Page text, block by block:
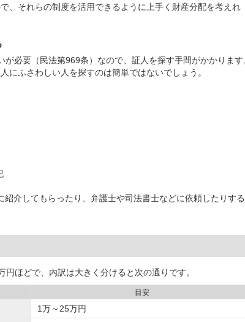
、それらの制度を活用できるように上手く財産分配を考えれ
必要（民法第969条）なので、証人を探す手間がかかります
にふさわしい人を探すのは簡単ではないでしょう。
介してもらったり、弁護士や司法書士などに依頼したりす
ほどで、内訳は大きく分けると次の通りです。
目安
1万～25万円